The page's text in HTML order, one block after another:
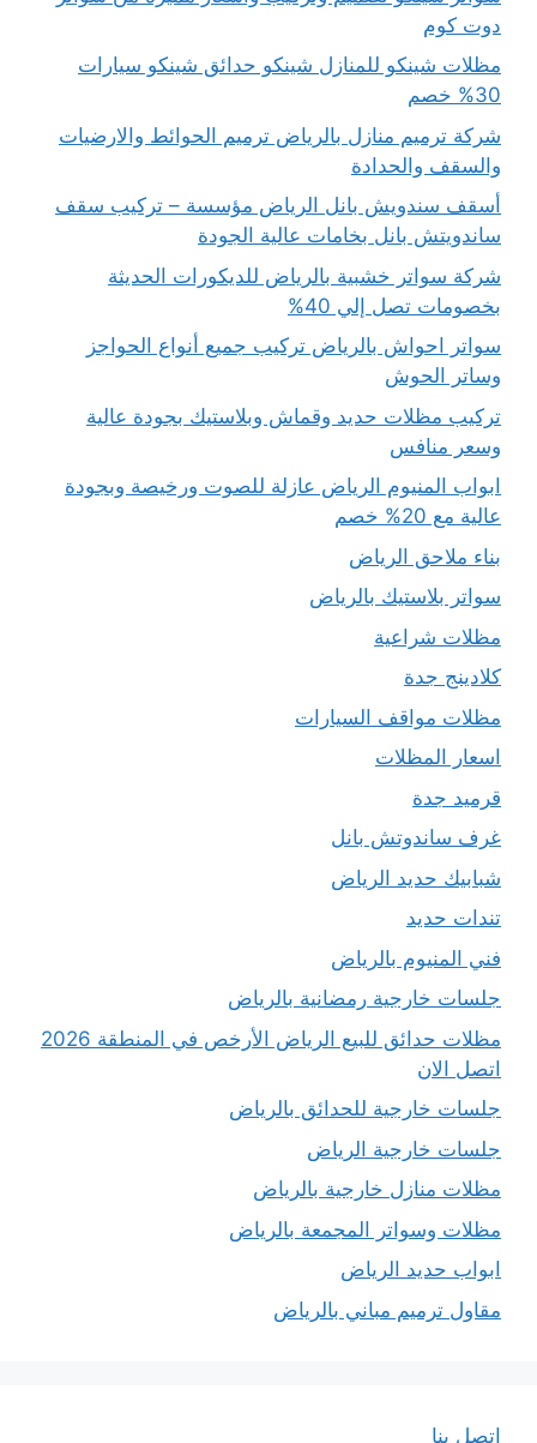
دوت كوم
مظلات شينكو للمنازل شينكو حدائق شينكو سيارات
30% خصم
شركة ترميم منازل بالرياض ترميم الحوائط والارضيات
والسقف والحدادة
أسقف سندويش بانل الرياض مؤسسة – تركيب سقف
ساندويتش بانل بخامات عالية الجودة
شركة سواتر خشبية بالرياض للديكورات الحديثة
بخصومات تصل إلي 40%
سواتر احواش بالرياض تركيب جميع أنواع الحواجز
وساتر الحوش
تركيب مظلات حديد وقماش وبلاستيك بجودة عالية
وسعر منافس
ابواب المنيوم الرياض عازلة للصوت ورخيصة وبجودة
عالية مع 20% خصم
بناء ملاحق الرياض
سواتر بلاستيك بالرياض
مظلات شراعية
كلادينج جدة
مظلات مواقف السيارات
اسعار المظلات
قرميد جدة
غرف ساندوتش بانل
شبابيك حديد الرياض
تندات حديد
فني المنيوم بالرياض
جلسات خارجية رمضانية بالرياض
مظلات حدائق للبيع الرياض الأرخص في المنطقة 2026
اتصل الان
جلسات خارجية للحدائق بالرياض
جلسات خارجية الرياض
مظلات منازل خارجية بالرياض
مظلات وسواتر المجمعة بالرياض
ابواب حديد الرياض
مقاول ترميم مباني بالرياض
اتصل بنا